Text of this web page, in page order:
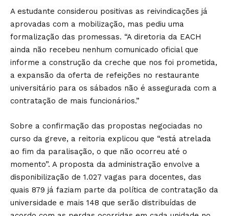
A estudante considerou positivas as reivindicações já
aprovadas com a mobilização, mas pediu uma
formalização das promessas. “A diretoria da EACH
ainda não recebeu nenhum comunicado oficial que
informe a construção da creche que nos foi prometida,
a expansão da oferta de refeições no restaurante
universitário para os sábados não é assegurada com a
contratação de mais funcionários.”
Sobre a confirmação das propostas negociadas no
curso da greve, a reitoria explicou que “está atrelada
ao fim da paralisação, o que não ocorreu até o
momento”. A proposta da administração envolve a
disponibilização de 1.027 vagas para docentes, das
quais 879 já faziam parte da política de contratação da
universidade e mais 148 que serão distribuídas de